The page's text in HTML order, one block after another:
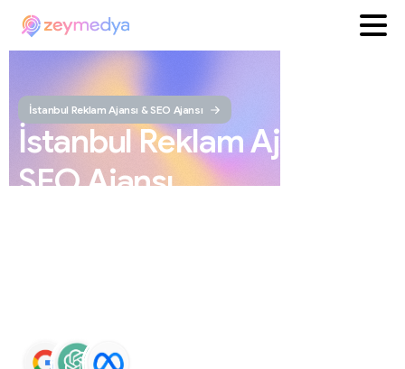
İstanbul Reklam Ajansı & SEO Ajansı
İstanbulReklamAjansı
SEOAjansı